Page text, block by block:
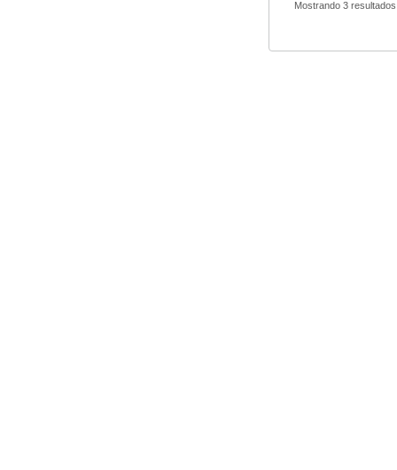
Mostrando 3